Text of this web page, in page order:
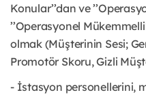
Konular’’dan ve
’’Operasyonel
olmak (Müşterinin Sesi;
Promotör Skoru, Gizli
- İstasyon personellerini,